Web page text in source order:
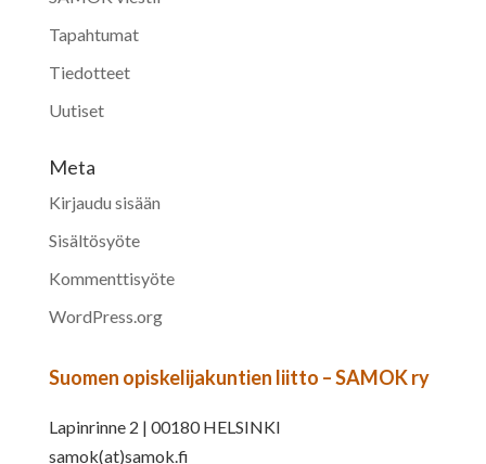
Tapahtumat
Tiedotteet
Uutiset
Meta
Kirjaudu sisään
Sisältösyöte
Kommenttisyöte
WordPress.org
Suomen opiskelijakuntien liitto – SAMOK ry
Lapinrinne 2 | 00180 HELSINKI
samok(at)samok.fi